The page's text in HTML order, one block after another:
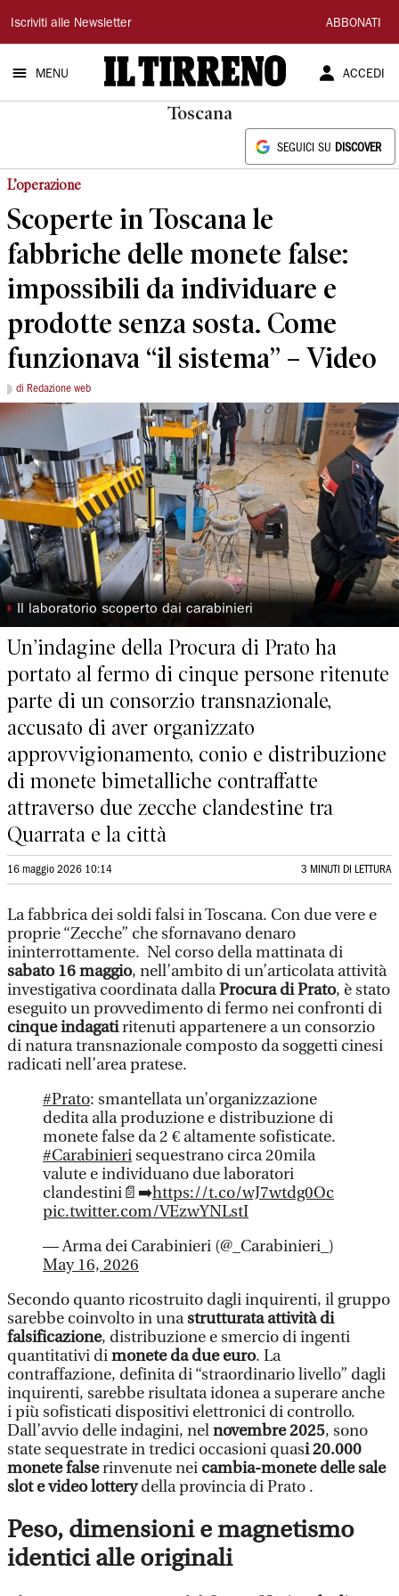
Il
Tirreno
Iscriviti alle Newsletter ABBONATI
MENU ACCEDI
Toscana
SEGUICI SU DISCOVER
L’operazione
Scoperte in Toscana le
fabbriche delle monete false:
impossibili da individuare e
prodotte senza sosta. Come
funzionava “il sistema” – Video
di Redazione web
◗ Il laboratorio scoperto dai carabinieri
Un’indagine della Procura di Prato ha
portato al fermo di cinque persone ritenute
parte di un consorzio transnazionale,
accusato di aver organizzato
approvvigionamento, conio e distribuzione
di monete bimetalliche contraffatte
attraverso due zecche clandestine tra
Quarrata e la città
16 maggio 2026 10:14 3 MINUTI DI LETTURA
La fabbrica dei soldi falsi in Toscana. Con due vere e
proprie “Zecche” che sfornavano denaro
ininterrottamente. Nel corso della mattinata di
sabato 16 maggio, nell’ambito di un’articolata attività
investigativa coordinata dallaProcura di Prato, è stato
eseguito un provvedimento di fermo nei confronti di
cinque indagatiritenuti appartenere a un consorzio
di natura transnazionale composto da soggetti cinesi
radicati nell’area pratese.
#Prato: smantellata un’organizzazione
dedita alla produzione e distribuzione di
monete false da 2 € altamente sofisticate.
#Carabinierisequestrano circa 20mila
valute e individuano due laboratori
clandestini📄➡️https://t.co/wJ7wtdg0Oc
pic.twitter.com/VEzwYNLstI
— Arma dei Carabinieri (@_Carabinieri_)
May 16, 2026
Secondo quanto ricostruito dagli inquirenti, il gruppo
sarebbe coinvolto in unastrutturata attività di
falsificazione, distribuzione e smercio di ingenti
quantitativi dimonete da due euro. La
contraffazione, definita di “straordinario livello” dagli
inquirenti, sarebbe risultata idonea a superare anche
i più sofisticati dispositivi elettronici di controllo.
Dall’avvio delle indagini, nelnovembre 2025, sono
state sequestrate in tredici occasioni quasi 20.000
monete falserinvenute nei cambia-monete delle sale
slot e video lotterydella provincia di Prato .
Peso, dimensioni e magnetismo
identici alle originali